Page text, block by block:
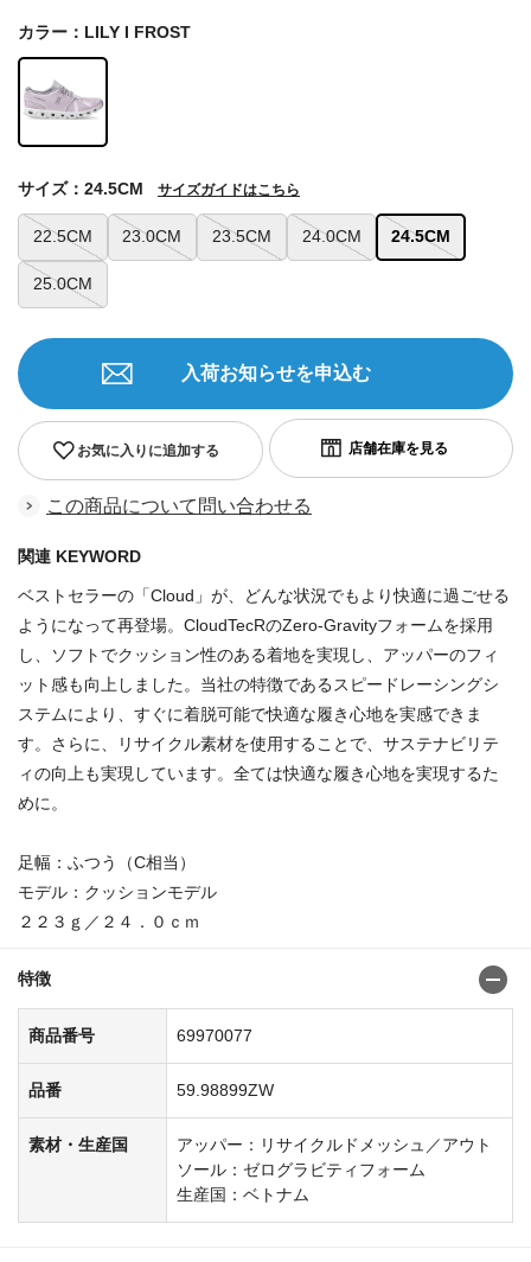
カラー：LILY I FROST
22.5CM 23.0CM 23.5CM 24.0CM 24.5CM
25.0CM
サイズ：24.5CM サイズガイドはこちら
お気に入りに追加する
入荷お知らせを申込む
この商品について問い合わせる
関連 KEYWORD
ベストセラーの「Cloud」が、どんな状況でもより快適に過ごせる
ようになって再登場。CloudTecRのZero-Gravityフォームを採用
し、ソフトでクッション性のある着地を実現し、アッパーのフィ
ット感も向上しました。当社の特徴であるスピードレーシングシ
ステムにより、すぐに着脱可能で快適な履き心地を実感できま
す。さらに、リサイクル素材を使用することで、サステナビリテ
ィの向上も実現しています。全ては快適な履き心地を実現するた
めに。
足幅：ふつう（C相当）
モデル：クッションモデル
２２３ｇ／２４．０ｃｍ
特徴
商品番号 69970077
品番 59.98899ZW
素材・生産国
アッパー：リサイクルドメッシュ／アウト
ソール：ゼログラビティフォーム
生産国：ベトナム